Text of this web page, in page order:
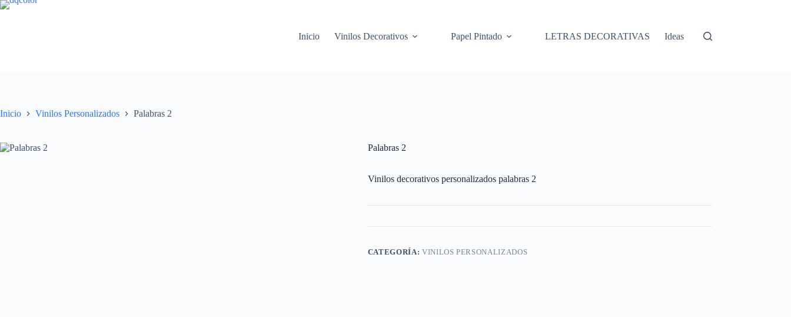
Saltar
Inicio
Vinilos Decorativos Papel Pintado LETRAS DECORATIVAS Ideas
Inicio Vinilos Personalizados Palabras 2
Palabras 2
Vinilos decorativos personalizados palabras 2
CATEGORÍA: VINILOS PERSONALIZADOS